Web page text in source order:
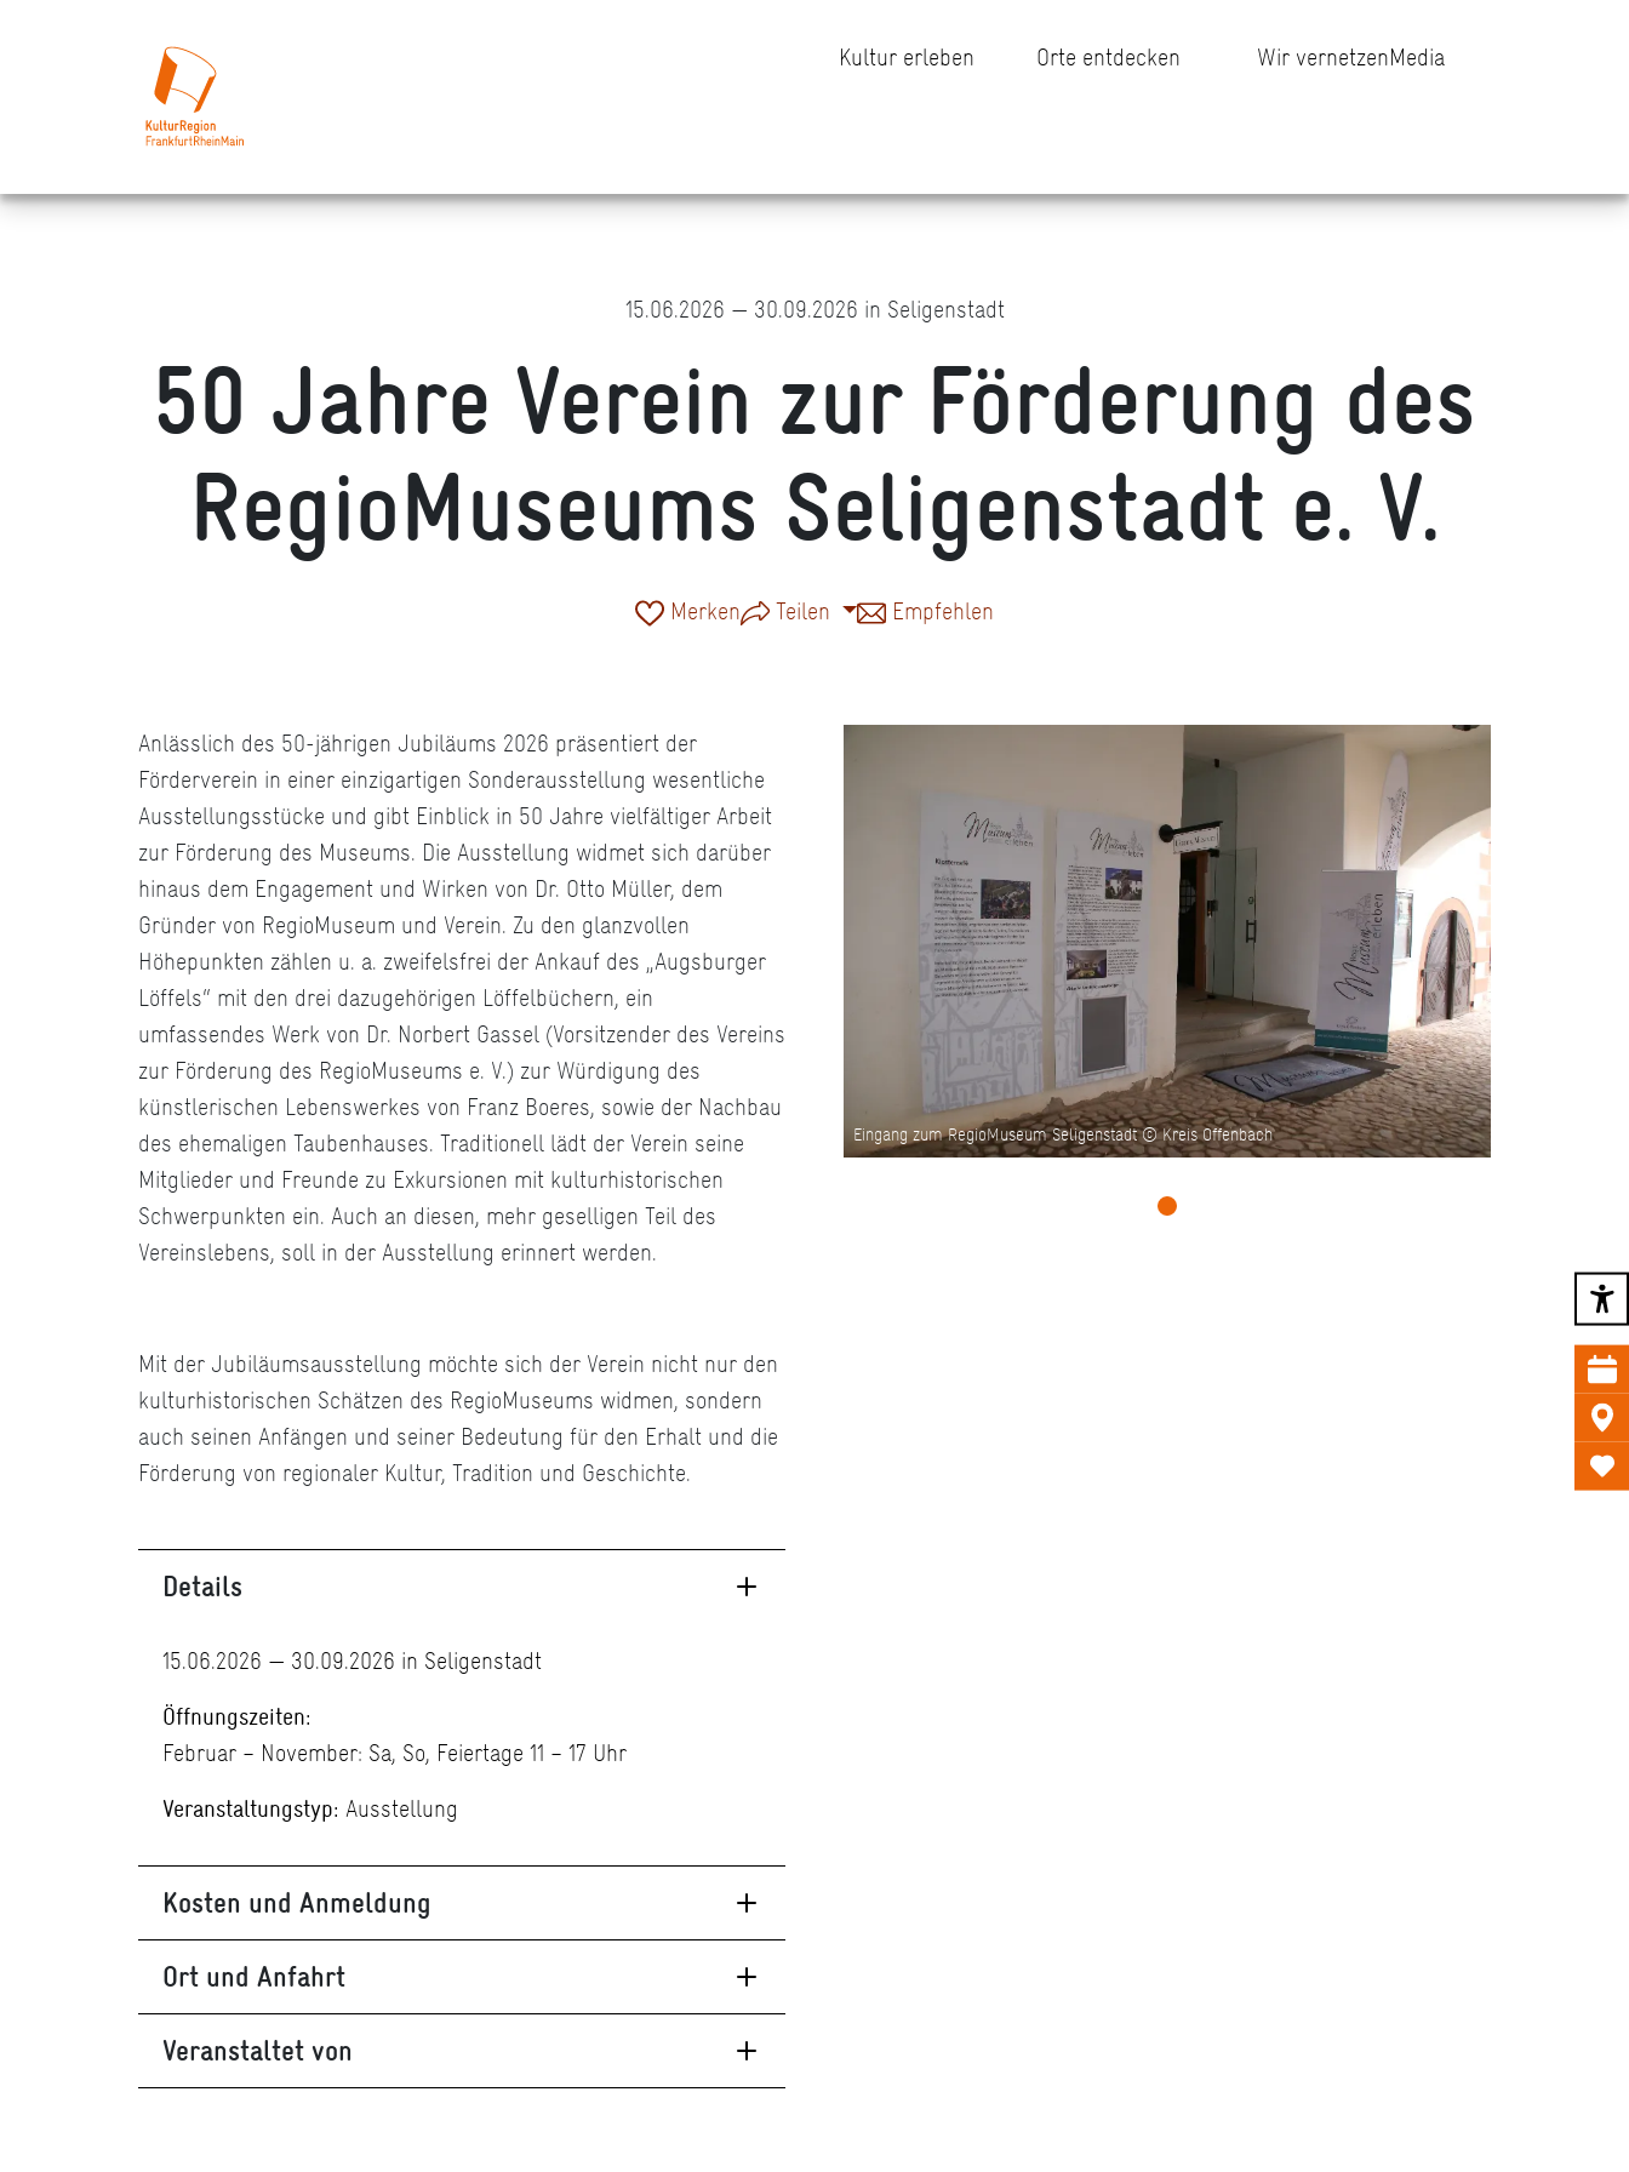
Kultur erleben Orte entdecken Wir vernetzenMedia
15.06.2026 — 30.09.2026 in Seligenstadt
50 Jahre Verein zur Förderung des
RegioMuseums Seligenstadt e. V.
Merken Teilen Empfehlen
Anlässlich des 50-jährigen Jubiläums 2026 präsentiert der
Förderverein in einer einzigartigen Sonderausstellung wesentliche
Ausstellungsstücke und gibt Einblick in 50 Jahre vielfältiger Arbeit
zur Förderung des Museums. Die Ausstellung widmet sich darüber
hinaus dem Engagement und Wirken von Dr. Otto Müller, dem
Gründer von RegioMuseum und Verein. Zu den glanzvollen
Höhepunkten zählen u. a. zweifelsfrei der Ankauf des „Augsburger
Löffels“ mit den drei dazugehörigen Löffelbüchern, ein
umfassendes Werk von Dr. Norbert Gassel (Vorsitzender des Vereins
zur Förderung des RegioMuseums e. V.) zur Würdigung des
künstlerischen Lebenswerkes von Franz Boeres, sowie der Nachbau
des ehemaligen Taubenhauses. Traditionell lädt der Verein seine
Mitglieder und Freunde zu Exkursionen mit kulturhistorischen
Schwerpunkten ein. Auch an diesen, mehr geselligen Teil des
Vereinslebens, soll in der Ausstellung erinnert werden.
Mit der Jubiläumsausstellung möchte sich der Verein nicht nur den
kulturhistorischen Schätzen des RegioMuseums widmen, sondern
auch seinen Anfängen und seiner Bedeutung für den Erhalt und die
Förderung von regionaler Kultur, Tradition und Geschichte.
Details
15.06.2026 — 30.09.2026 in Seligenstadt
Öffnungszeiten:
Februar – November: Sa, So, Feiertage 11 – 17 Uhr
Veranstaltungstyp: Ausstellung
Kosten und Anmeldung
Ort und Anfahrt
Veranstaltet von
Eingang zum RegioMuseum Seligenstadt © Kreis Offenbach